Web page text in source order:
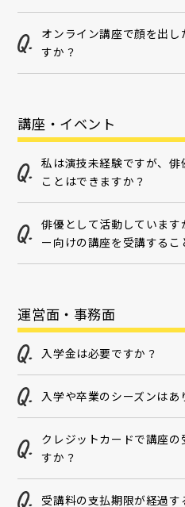
オンライン講座で顔を出
すか？
講座・イベント
私は演技未経験ですが、
ことはできますか？
俳優として活動していま
ー向けの講座を受講するこ
運営面・事務面
入学金は必要ですか？
入学や卒業のシーズンはあ
クレジットカードで講座
すか？
受講料の支払期限が経過す